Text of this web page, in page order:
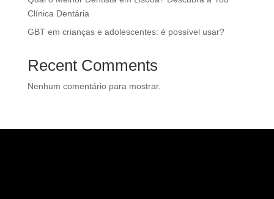
Clínica Dentária
GBT em crianças e adolescentes: é possível usar?
Recent Comments
Nenhum comentário para mostrar.